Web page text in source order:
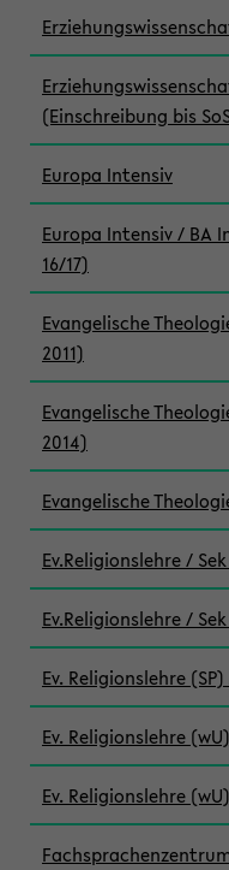
(Einschreibung bis
Europa Intensiv
Europa Intensiv / BA
16/17)
Evangelische
2011)
Evangelische
2014)
Evangelische
Ev.Religionslehre /
Ev.Religionslehre /
Ev. Religionslehre
Ev. Religionslehre
Ev. Religionslehre